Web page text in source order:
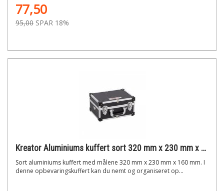
77,50
95,00 SPAR 18%
Kreator Aluminiums kuffert sort 320 mm x 230 mm x 160 mm
Sort aluminiums kuffert med målene 320 mm x 230 mm x 160 mm. I
denne opbevaringskuffert kan du nemt og organiseret op...